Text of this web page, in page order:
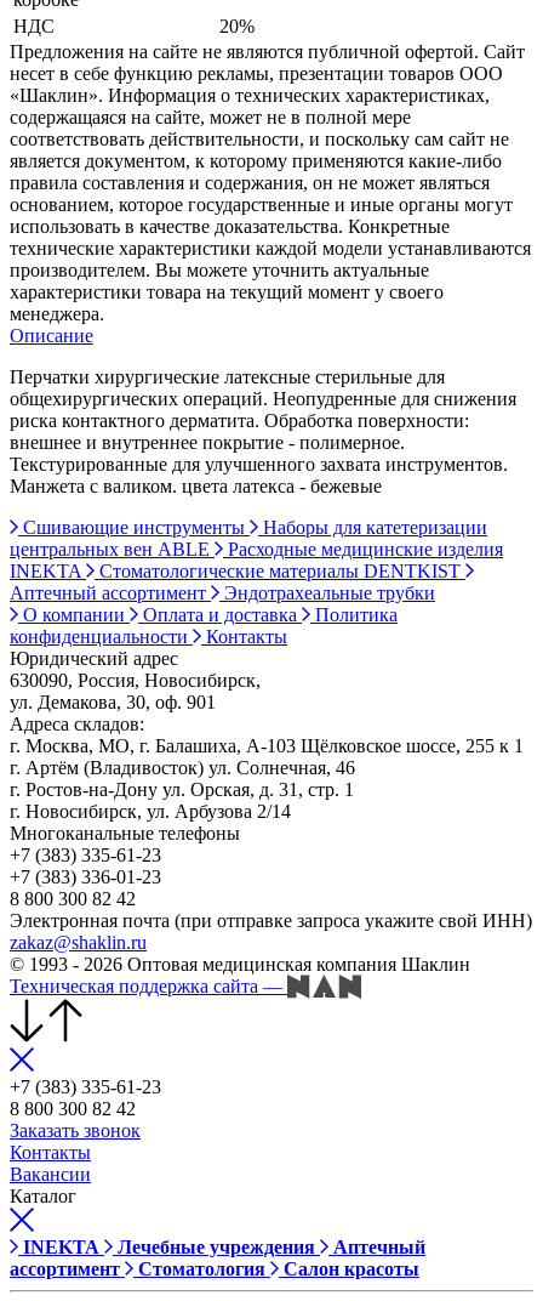
НДС
20%
Предложения на сайте не являются публичной офертой. Сайт
несет в себе функцию рекламы, презентации товаров ООО
«Шаклин». Информация о технических характеристиках,
содержащаяся на сайте, может не в полной мере
соответствовать действительности, и поскольку сам сайт не
является документом, к которому применяются какие-либо
правила составления и содержания, он не может являться
основанием, которое государственные и иные органы могут
использовать в качестве доказательства. Конкретные
технические характеристики каждой модели устанавливаются
производителем. Вы можете уточнить актуальные
характеристики товара на текущий момент у своего
менеджера.
Описание
Перчатки хирургические латексные стерильные для
общехирургических операций. Неопудренные для снижения
риска контактного дерматита. Обработка поверхности:
внешнее и внутреннее покрытие - полимерное.
Текстурированные для улучшенного захвата инструментов.
Манжета с валиком. цвета латекса - бежевые
Сшивающие инструменты
Наборы для катетеризации
центральных вен ABLE
Расходные медицинские изделия
INEKTA
Стоматологические материалы DENTKIST
Аптечный ассортимент
Эндотрахеальные трубки
О компании
Оплата и доставка
Политика
конфиденциальности
Контакты
Юридический адрес
630090, Россия, Новосибирск,
ул. Демакова, 30, оф. 901
Адреса складов:
г. Москва, МО, г. Балашиха, А-103 Щёлковское шоссе, 255 к 1
г. Артём (Владивосток) ул. Солнечная, 46
г. Ростов-на-Дону ул. Орская, д. 31, стр. 1
г. Новосибирск, ул. Арбузова 2/14
Многоканальные телефоны
+7 (383) 335-61-23
+7 (383) 336-01-23
8 800 300 82 42
Электронная почта (при отправке запроса укажите свой ИНН)
zakaz@shaklin.ru
© 1993 - 2026 Оптовая медицинская компания Шаклин
Техническая поддержка сайта —
+7 (383) 335-61-23
8 800 300 82 42
Заказать звонок
Контакты
Вакансии
Каталог
INEKTA Лечебные учреждения
Аптечный
ассортимент
Стоматология Салон красоты